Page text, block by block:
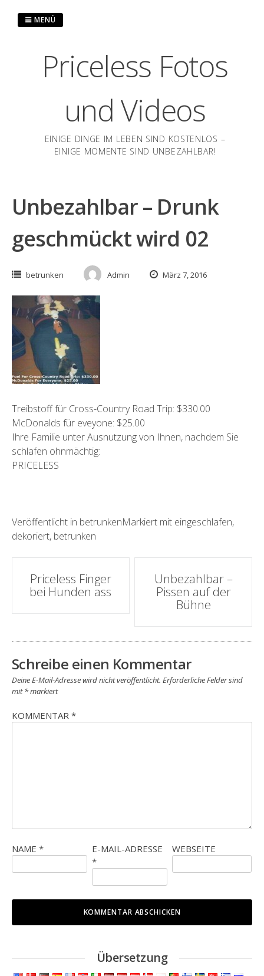
Priceless Fotos
und Videos
EINIGE DINGE IM LEBEN SIND KOSTENLOS –
EINIGE MOMENTE SIND UNBEZAHLBAR!
MENÜ
Unbezahlbar – Drunk
geschmückt wird 02
betrunken Admin März 7, 2016
Treibstoff für Cross-Country Road Trip: $330.00
McDonalds für eveyone: $25.00
Ihre Familie unter Ausnutzung von Ihnen, nachdem Sie
schlafen ohnmächtig:
PRICELESS
Veröffentlicht in betrunkenMarkiert mit eingeschlafen,
dekoriert, betrunken
Artikel-
Navigation
Priceless Finger
bei Hunden ass
Unbezahlbar –
Pissen auf der
Bühne
Schreibe einen Kommentar
Deine E-Mail-Adresse wird nicht veröffentlicht. Erforderliche Felder sind
mit*markiert
KOMMENTAR *
NAME *
E-MAIL-ADRESSE
*
WEBSEITE
Übersetzung